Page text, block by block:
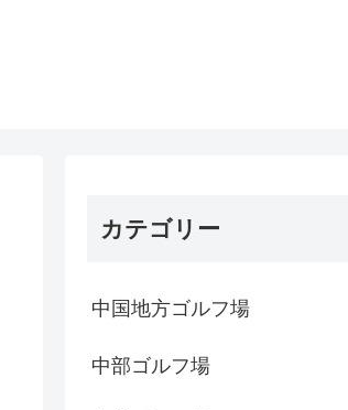
カテゴリー
中国地方ゴルフ場
中部ゴルフ場